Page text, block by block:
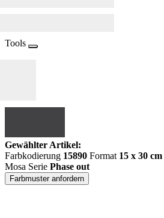
Tools
Gewählter Artikel:
Farbkodierung 15890 Format 15 x 30 cm
Mosa Serie Phase out
Farbmuster anfordern